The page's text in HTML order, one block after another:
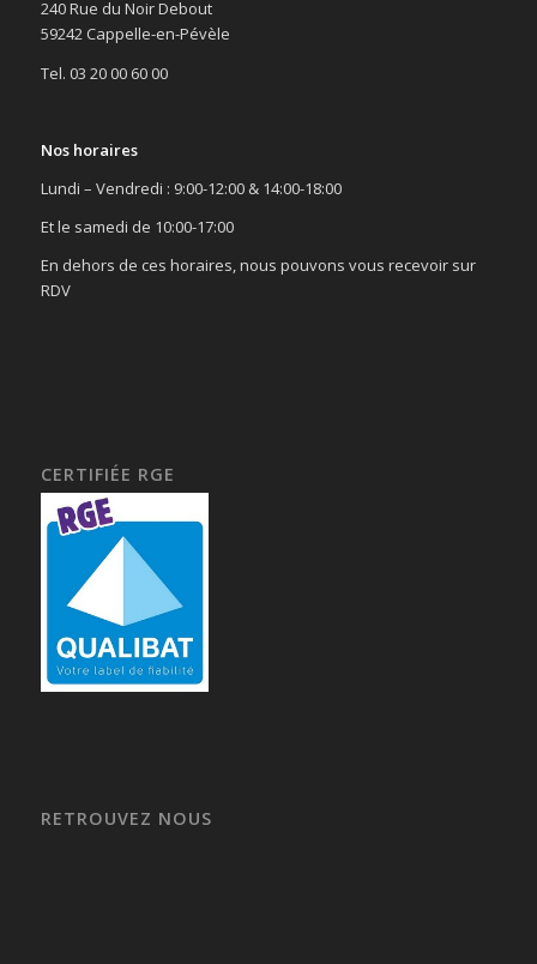
240 Rue du Noir Debout
59242 Cappelle-en-Pévèle
Tel. 03 20 00 60 00
Nos horaires
Lundi – Vendredi : 9:00-12:00 & 14:00-18:00
Et le samedi de 10:00-17:00
En dehors de ces horaires, nous pouvons vous recevoir sur
RDV
CERTIFIÉE RGE
RETROUVEZ NOUS